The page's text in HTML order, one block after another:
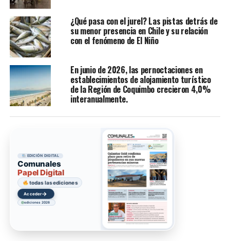
¿Qué pasa con el jurel? Las pistas detrás de
su menor presencia en Chile y su relación
con el fenómeno de El Niño
En junio de 2026, las pernoctaciones en
establecimientos de alojamiento turístico
de la Región de Coquimbo crecieron 4,0%
interanualmente.
EDICIÓN DIGITAL
Comunales
Papel Digital
todas las ediciones
Acceder→
ediciones 2026